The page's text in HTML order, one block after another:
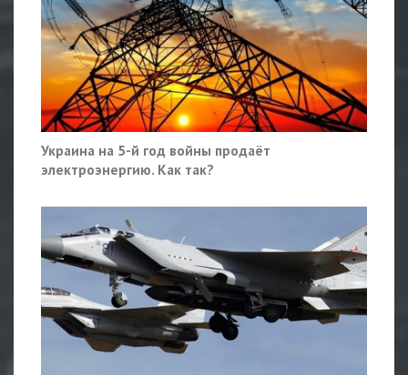
Украина на 5-й год войны продаёт
электроэнергию. Как так?